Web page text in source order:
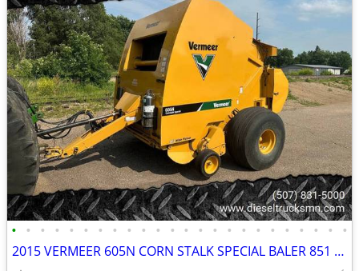
• • • • • • • • • • • • • • • • • • • • • • • •
2015 VERMEER 605N CORN STALK SPECIAL BALER 851 HOURS